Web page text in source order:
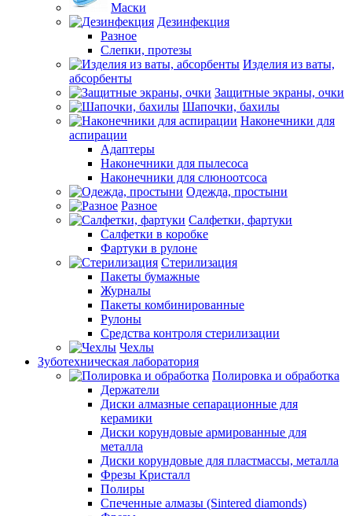
Маски
Дезинфекция
Разное
Слепки, протезы
Изделия из ваты,
абсорбенты
Защитные экраны, очки
Шапочки, бахилы
Наконечники для
аспирации
Адаптеры
Наконечники для пылесоса
Наконечники для слюноотсоса
Одежда, простыни
Разное
Салфетки, фартуки
Салфетки в коробке
Фартуки в рулоне
Стерилизация
Пакеты бумажные
Журналы
Пакеты комбинированные
Рулоны
Средства контроля стерилизации
Чехлы
Зуботехническая лаборатория
Полировка и обработка
Держатели
Диски алмазные сепарационные для
керамики
Диски корундовые армированные для
металла
Диски корундовые для пластмассы, металла
Фрезы Кристалл
Полиры
Спеченные алмазы (Sintered diamonds)